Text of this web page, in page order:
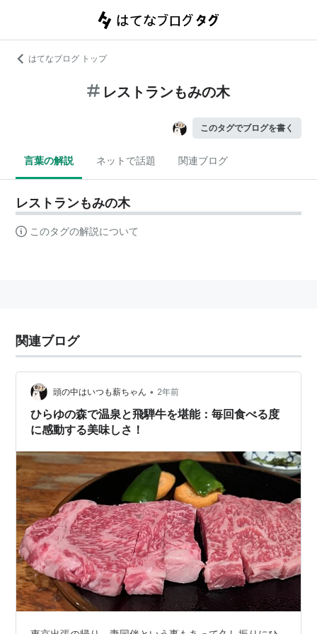
はてなブログ トップ
レストランもみの木
このタグでブログを書く
言葉の解説 ネットで話題 関連ブログ
レストランもみの木
このタグの解説について
関連ブログ
頭の中はいつも薪ちゃん • 2年前
ひらゆの森で温泉と飛騨牛を堪能：毎回食べる度
に感動する美味しさ！